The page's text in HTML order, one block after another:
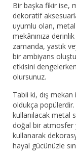
Bir başka fikir ise,
dekoratif
uyumlu olan,
mekânınıza
zamanda, yastık
bir ambiyans
etkisini
olursunuz.
Tabii ki, dış
oldukça popülerdir.
kullanılacak metal
doğal bir atmosfer
kullanarak
hayal gücünüzle